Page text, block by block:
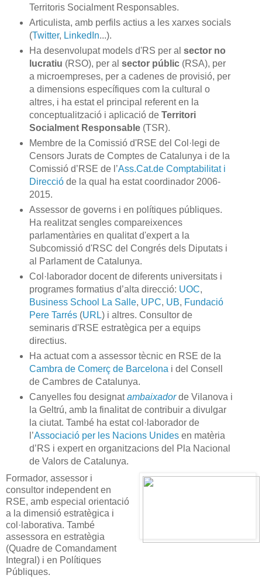
Territoris Socialment Responsables.
Articulista, amb perfils actius a les xarxes socials
(Twitter, LinkedIn...).
Ha desenvolupat models d'RS per al sector no
lucratiu (RSO), per al sector públic (RSA), per
a microempreses, per a cadenes de provisió, per
a dimensions específiques com la cultural o
altres, i ha estat el principal referent en la
conceptualització i aplicació de Territori
Socialment Responsable (TSR).
Membre de la Comissió d'RSE del Col·legi de
Censors Jurats de Comptes de Catalunya i de la
Comissió d’RSE de l’Ass.Cat.de Comptabilitat i
Direccióde la qual ha estat coordinador 2006-
2015.
Assessor de governs i en polítiques públiques.
Ha realitzat sengles compareixences
parlamentàries en qualitat d'expert a la
Subcomissió d'RSC del Congrés dels Diputats i
al Parlament de Catalunya.
Col·laborador docent de diferents universitats i
programes formatius d’alta direcció: UOC,
Business School La Salle, UPC, UB, Fundació
Pere Tarrés(URL) i altres. Consultor de
seminaris d'RSE estratègica per a equips
directius.
Ha actuat com a assessor tècnic en RSE de la
Cambra de Comerç de Barcelona i del Consell
de Cambres de Catalunya.
Canyelles fou designatambaixadorde Vilanova i
la Geltrú, amb la finalitat de contribuir a divulgar
la ciutat. També ha estat col·laborador de
l’Associació per les Nacions Unidesen matèria
d’RS i expert en organitzacions del Pla Nacional
de Valors de Catalunya.
Formador, assessor i
consultor independent en
RSE, amb especial orientació
a la dimensió estratègica i
col·laborativa. També
assessora en estratègia
(Quadre de Comandament
Integral) i en Polítiques
Públiques.